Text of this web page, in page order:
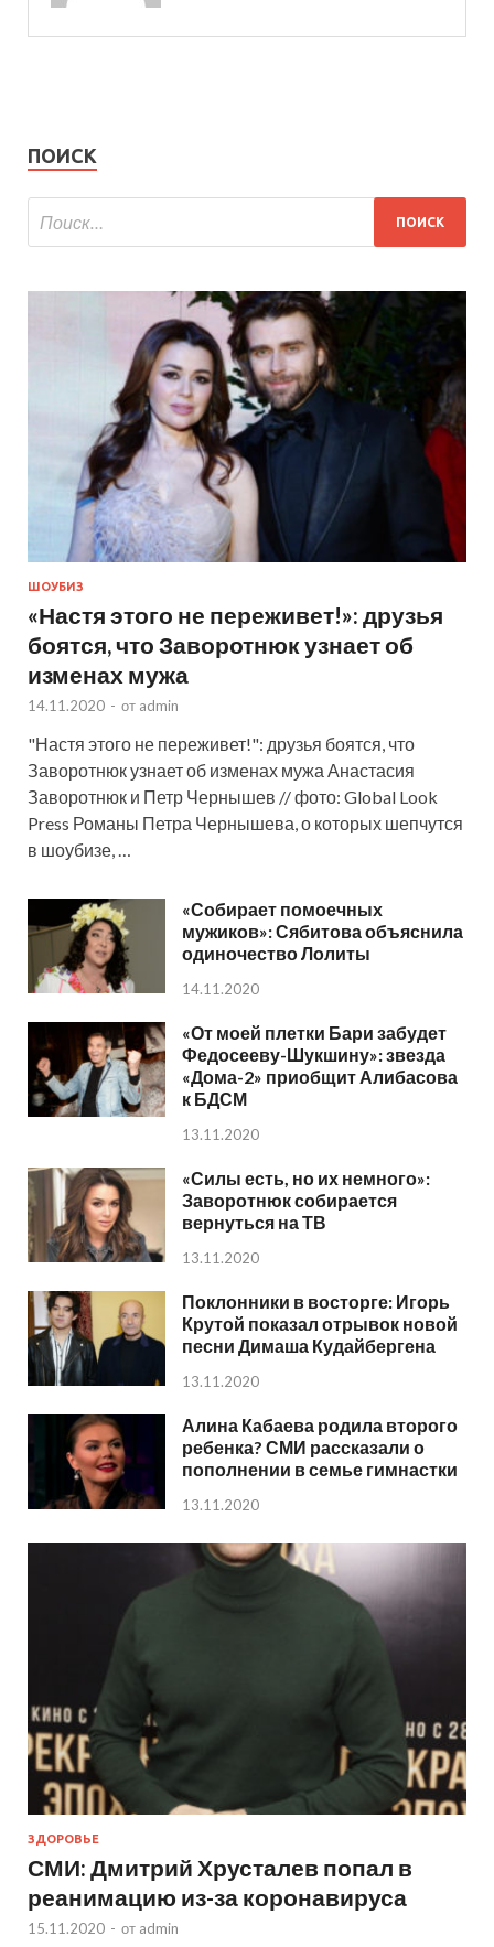
ПОИСК
ШОУБИЗ
«Настя этого не переживет!»: друзья
боятся, что Заворотнюк узнает об
изменах мужа
14.11.2020 - от admin
"Настя этого не переживет!": друзья боятся, что
Заворотнюк узнает об изменах мужа Анастасия
Заворотнюк и Петр Чернышев // фото: Global Look
Press Романы Петра Чернышева, о которых шепчутся
в шоубизе, …
«Собирает помоечных
мужиков»: Сябитова объяснила
одиночество Лолиты
14.11.2020
«От моей плетки Бари забудет
Федосееву-Шукшину»: звезда
«Дома-2» приобщит Алибасова
к БДСМ
13.11.2020
«Силы есть, но их немного»:
Заворотнюк собирается
вернуться на ТВ
13.11.2020
Поклонники в восторге: Игорь
Крутой показал отрывок новой
песни Димаша Кудайбергена
13.11.2020
Алина Кабаева родила второго
ребенка? СМИ рассказали о
пополнении в семье гимнастки
13.11.2020
ЗДОРОВЬЕ
СМИ: Дмитрий Хрусталев попал в
реанимацию из-за коронавируса
15.11.2020 - от admin